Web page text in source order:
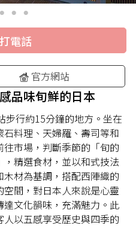
電話
官方網站
品味旬鮮的日本
步行約15分鐘的地方。坐在
料理、天婦羅、壽司等和
市場，判斷季節的「旬的
精選食材，並以和式技法
材為基調，搭配西陣織的
間，對日本人來說是心靈
文化韻味，充滿魅力。此
以五感享受歷史與四季的